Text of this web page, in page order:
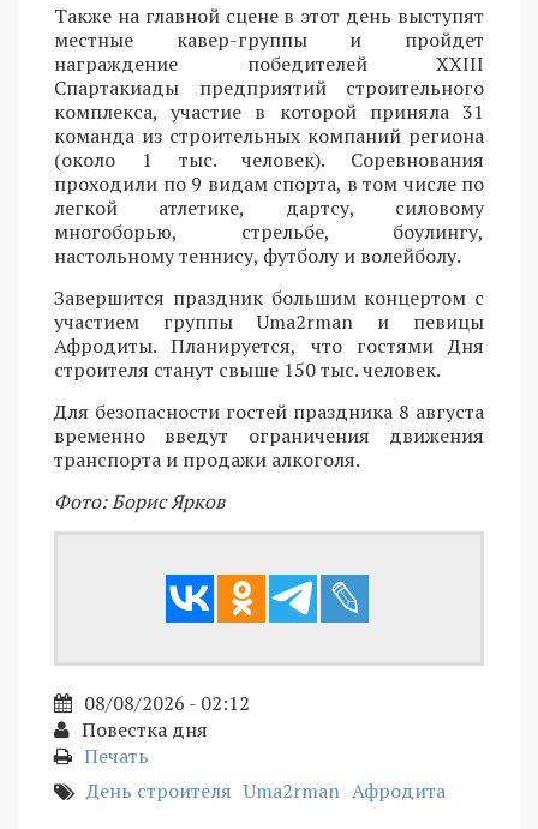
Также на главной сцене в этот день выступят
местные кавер-группы и пройдет
награждение победителей XXIII
Спартакиады предприятий строительного
комплекса, участие в которой приняла 31
команда из строительных компаний региона
(около 1 тыс. человек). Соревнования
проходили по 9 видам спорта, в том числе по
легкой атлетике, дартсу, силовому
многоборью, стрельбе, боулингу,
настольному теннису, футболу и волейболу.
Завершится праздник большим концертом с
участием группы Uma2rman и певицы
Афродиты. Планируется, что гостями Дня
строителя станут свыше 150 тыс. человек.
Для безопасности гостей праздника 8 августа
временно введут ограничения движения
транспорта и продажи алкоголя.
Фото: Борис Ярков
08/08/2026 - 02:12
Повестка дня
Печать
День строителя Uma2rman Афродита